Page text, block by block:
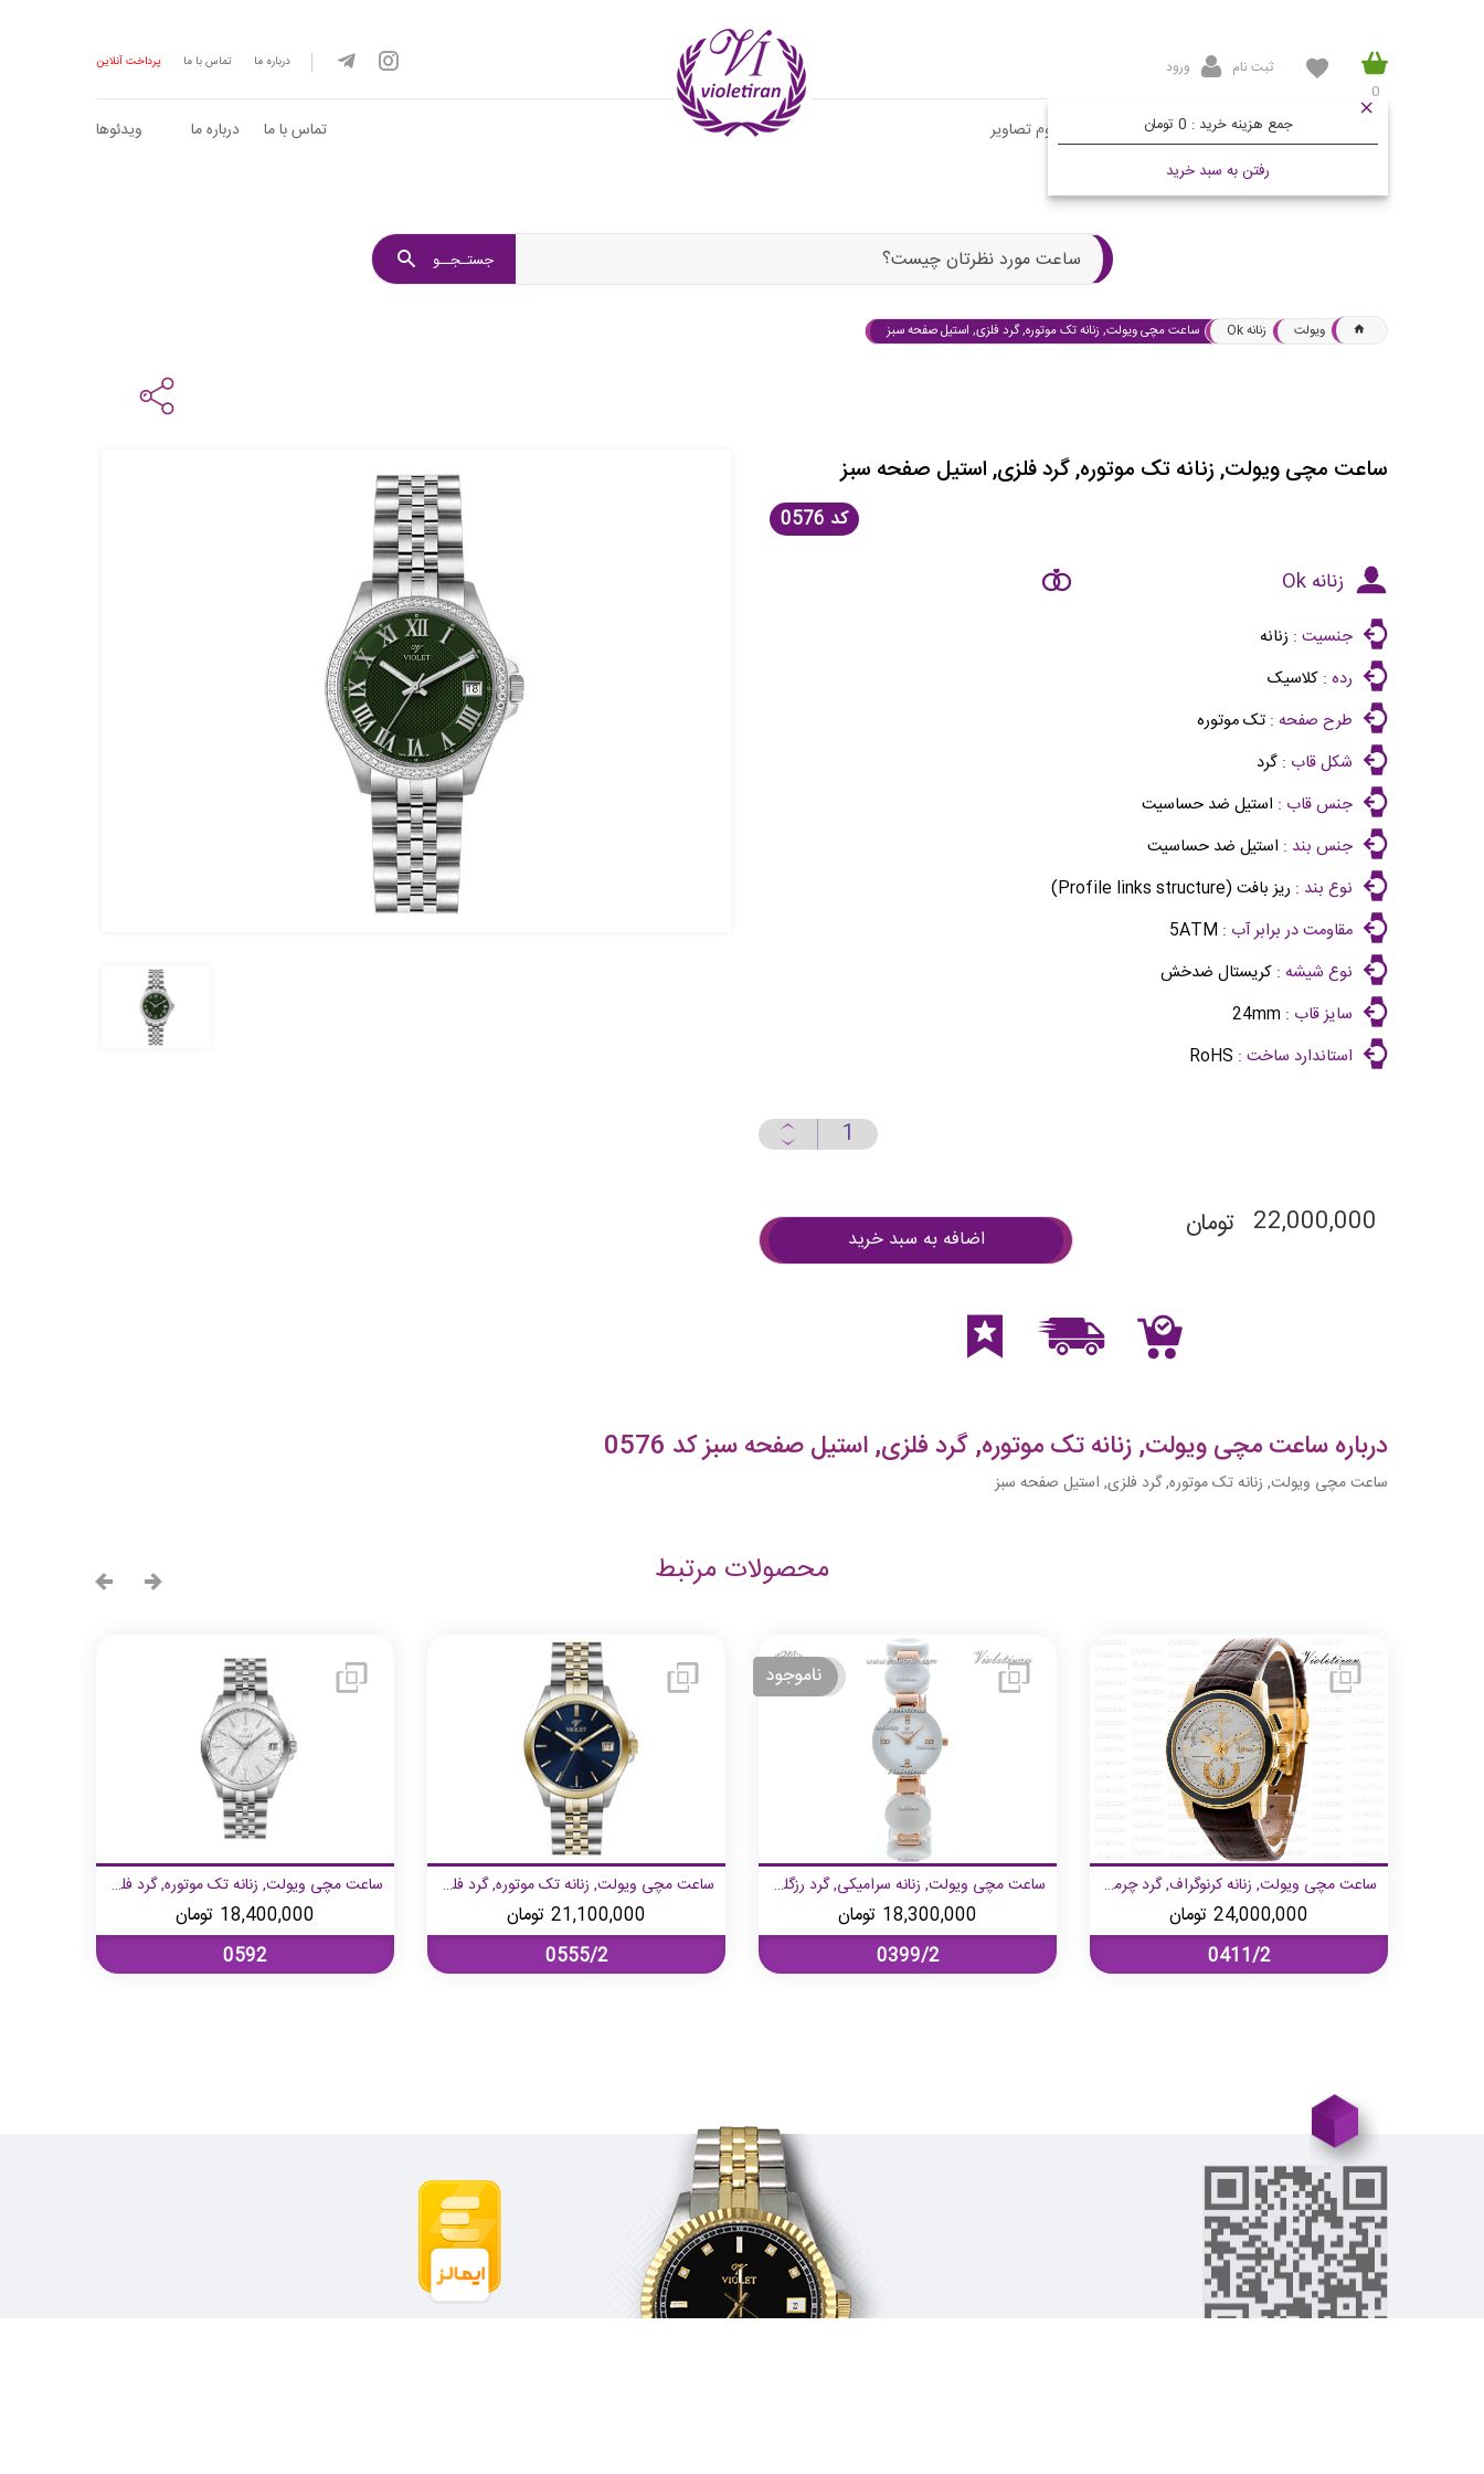
0
جمع هزینه خرید :
رفتن به سبد خرید
ثبت نام ورود پرداخت آنلاین تماس با ما درباره ما
محصولات مقالات آلبوم تصاویر ویدئوها درباره ما تماس با ما
جستـجــو ساعت مورد نظرتان چیست؟
ویولت زنانه Ok ساعت مچی ویولت, زنانه تک موتوره, گرد فلزی, استیل صفحه سبز
ساعت مچی ویولت, زنانه تک موتوره, گرد فلزی, استیل صفحه سبز
کد
زنانه Ok
جنسیت : زنانه
رده : کلاسیک
طرح صفحه : تک موتوره
شکل قاب : گرد
جنس قاب : استیل ضد حساسیت
جنس بند : استیل ضد حساسیت
نوع بند : ریز بافت (Profile links structure)
مقاومت در برابر آب : 5ATM
نوع شیشه : کریستال ضدخش
سایز قاب : 24mm
استاندارد ساخت : RoHS
22,000,000 تومان اضافه به سبد خرید
درباره ساعت مچی ویولت, زنانه تک موتوره, گرد فلزی, استیل صفحه سبز کد 0576
ساعت مچی ویولت, زنانه تک موتوره, گرد فلزی, استیل صفحه سبز
محصولات مرتبط
ساعت مچی ویولت, زنانه تک موتوره, گرد فلزی, استیل صفحه سفید
18,400,000 تومان
0592
ساعت مچی ویولت, زنانه تک موتوره, گرد فلزی, دورنگ طلایی صفحه سرمه ای
21,100,000 تومان
0555/2
ساعت مچی ویولت, زنانه سرامیکی, گرد رزگلد صفحه سفید,
18,300,000 تومان
0399/2
ساعت مچی ویولت, زنانه کرنوگراف, گرد چرمی, طلایی صفحه سفید,
24,000,000 تومان
0411/2